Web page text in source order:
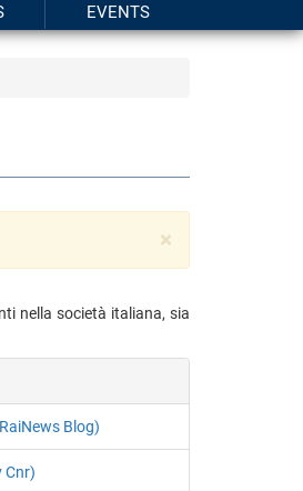
EVENTS
×
nella società italiana, sia
Blog)
Cnr)